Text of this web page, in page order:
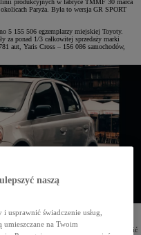
produkcyjnych w fabryce TMMF 30 marca
Paryża. Była to wersja GR SPORT
5 155 506 egzemplarzy miejskiej Toyoty.
za ponad 1/3 całkowitej sprzedaży marki
aut, Yaris Cross – 156 086 samochodów,
samochodem miejskim, który miał zastąpić
naszą
usprawnić świadczenie usług,
na Twoim